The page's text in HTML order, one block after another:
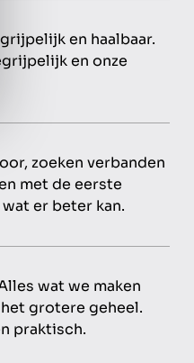
en haalbaar.
en onze
zoeken verbanden
met de eerste
er beter kan.
wat we maken
grotere geheel.
praktisch.